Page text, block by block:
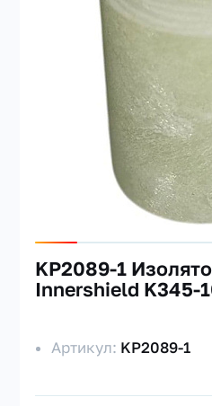
KP2089-1
Innershield K345-
Артикул: KP2089-1